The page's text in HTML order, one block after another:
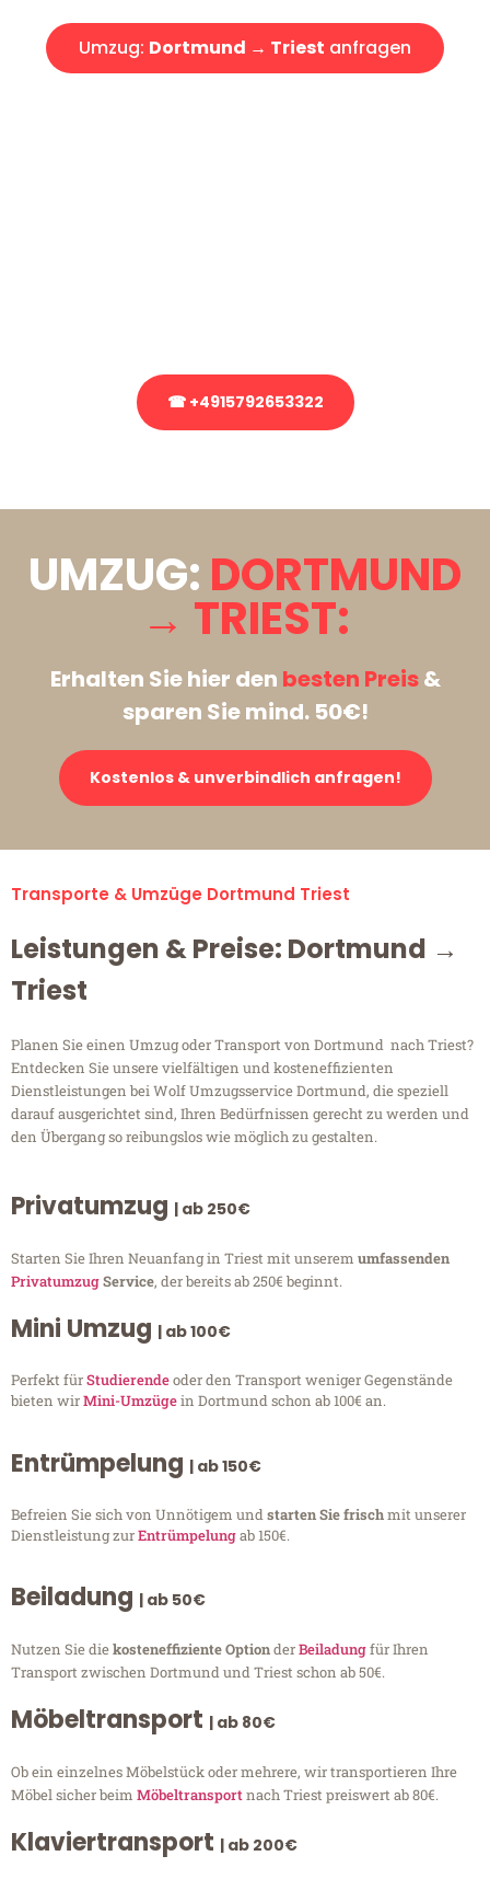
Umzug: Dortmund → Triest anfragen
☎ +4915792653322
UMZUG: DORTMUND
→ TRIEST:
Erhalten Sie hier den besten Preis&
sparen Sie mind. 50€!
Kostenlos & unverbindlich anfragen!
Transporte & Umzüge Dortmund Triest
Leistungen & Preise: Dortmund →
Triest
Planen Sie einen Umzug oder Transport von Dortmund nach Triest?
Entdecken Sie unsere vielfältigen und kosteneffizienten
Dienstleistungen bei Wolf Umzugsservice Dortmund, die speziell
darauf ausgerichtet sind, Ihren Bedürfnissen gerecht zu werden und
den Übergang so reibungslos wie möglich zu gestalten.
Privatumzug | ab 250€
Starten Sie Ihren Neuanfang in Triest mit unserem umfassenden
PrivatumzugService, der bereits ab 250€ beginnt.
Mini Umzug | ab 100€
Perfekt fürStudierendeoder den Transport weniger Gegenstände
bieten wirMini-Umzügein Dortmund schon ab 100€ an.
Entrümpelung | ab 150€
Befreien Sie sich von Unnötigem undstarten Sie frischmit unserer
Dienstleistung zurEntrümpelungab 150€.
Beiladung | ab 50€
Nutzen Sie diekosteneffiziente OptionderBeiladungfür Ihren
Transport zwischen Dortmund und Triest schon ab 50€.
Möbeltransport | ab 80€
Ob ein einzelnes Möbelstück oder mehrere, wir transportieren Ihre
Möbel sicher beim Möbeltransportnach Triest preiswert ab 80€.
Klaviertransport | ab 200€